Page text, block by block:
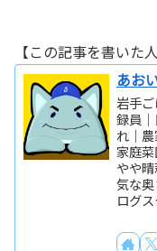
【この記事を書いた人
あお
岩手
録員
れ｜
家庭
やや
気な
ログ